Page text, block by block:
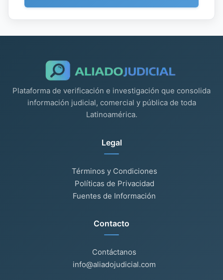
Plataforma de verificación e investigación que consolida
información judicial, comercial y pública de toda
Latinoamérica.
Legal
Términos y Condiciones
Políticas de Privacidad
Fuentes de Información
Contacto
Contáctanos
info@aliadojudicial.com